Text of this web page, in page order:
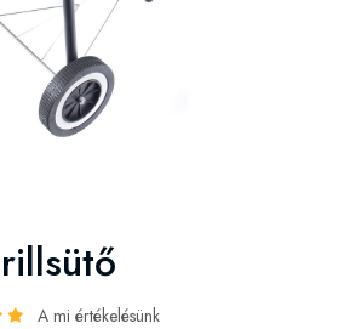
A mi értékelésünk